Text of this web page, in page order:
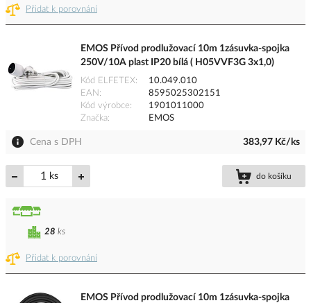
Přidat k porovnání
EMOS Přívod prodlužovací 10m 1zásuvka-spojka
250V/10A plast IP20 bílá ( H05VVF3G 3x1,0)
Kód ELFETEX
10.049.010
EAN
8595025302151
Kód výrobce
1901011000
Značka
EMOS
Cena s DPH 383,97 Kč/ks
ks do košíku
Přidat k porovnání
28 ks
EMOS Přívod prodlužovací 10m 1zásuvka-spojka